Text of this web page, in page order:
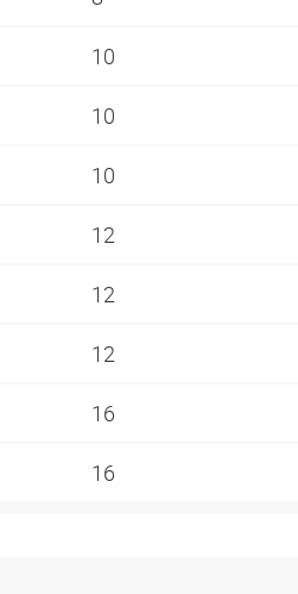
10
10
10
12
12
12
16
16